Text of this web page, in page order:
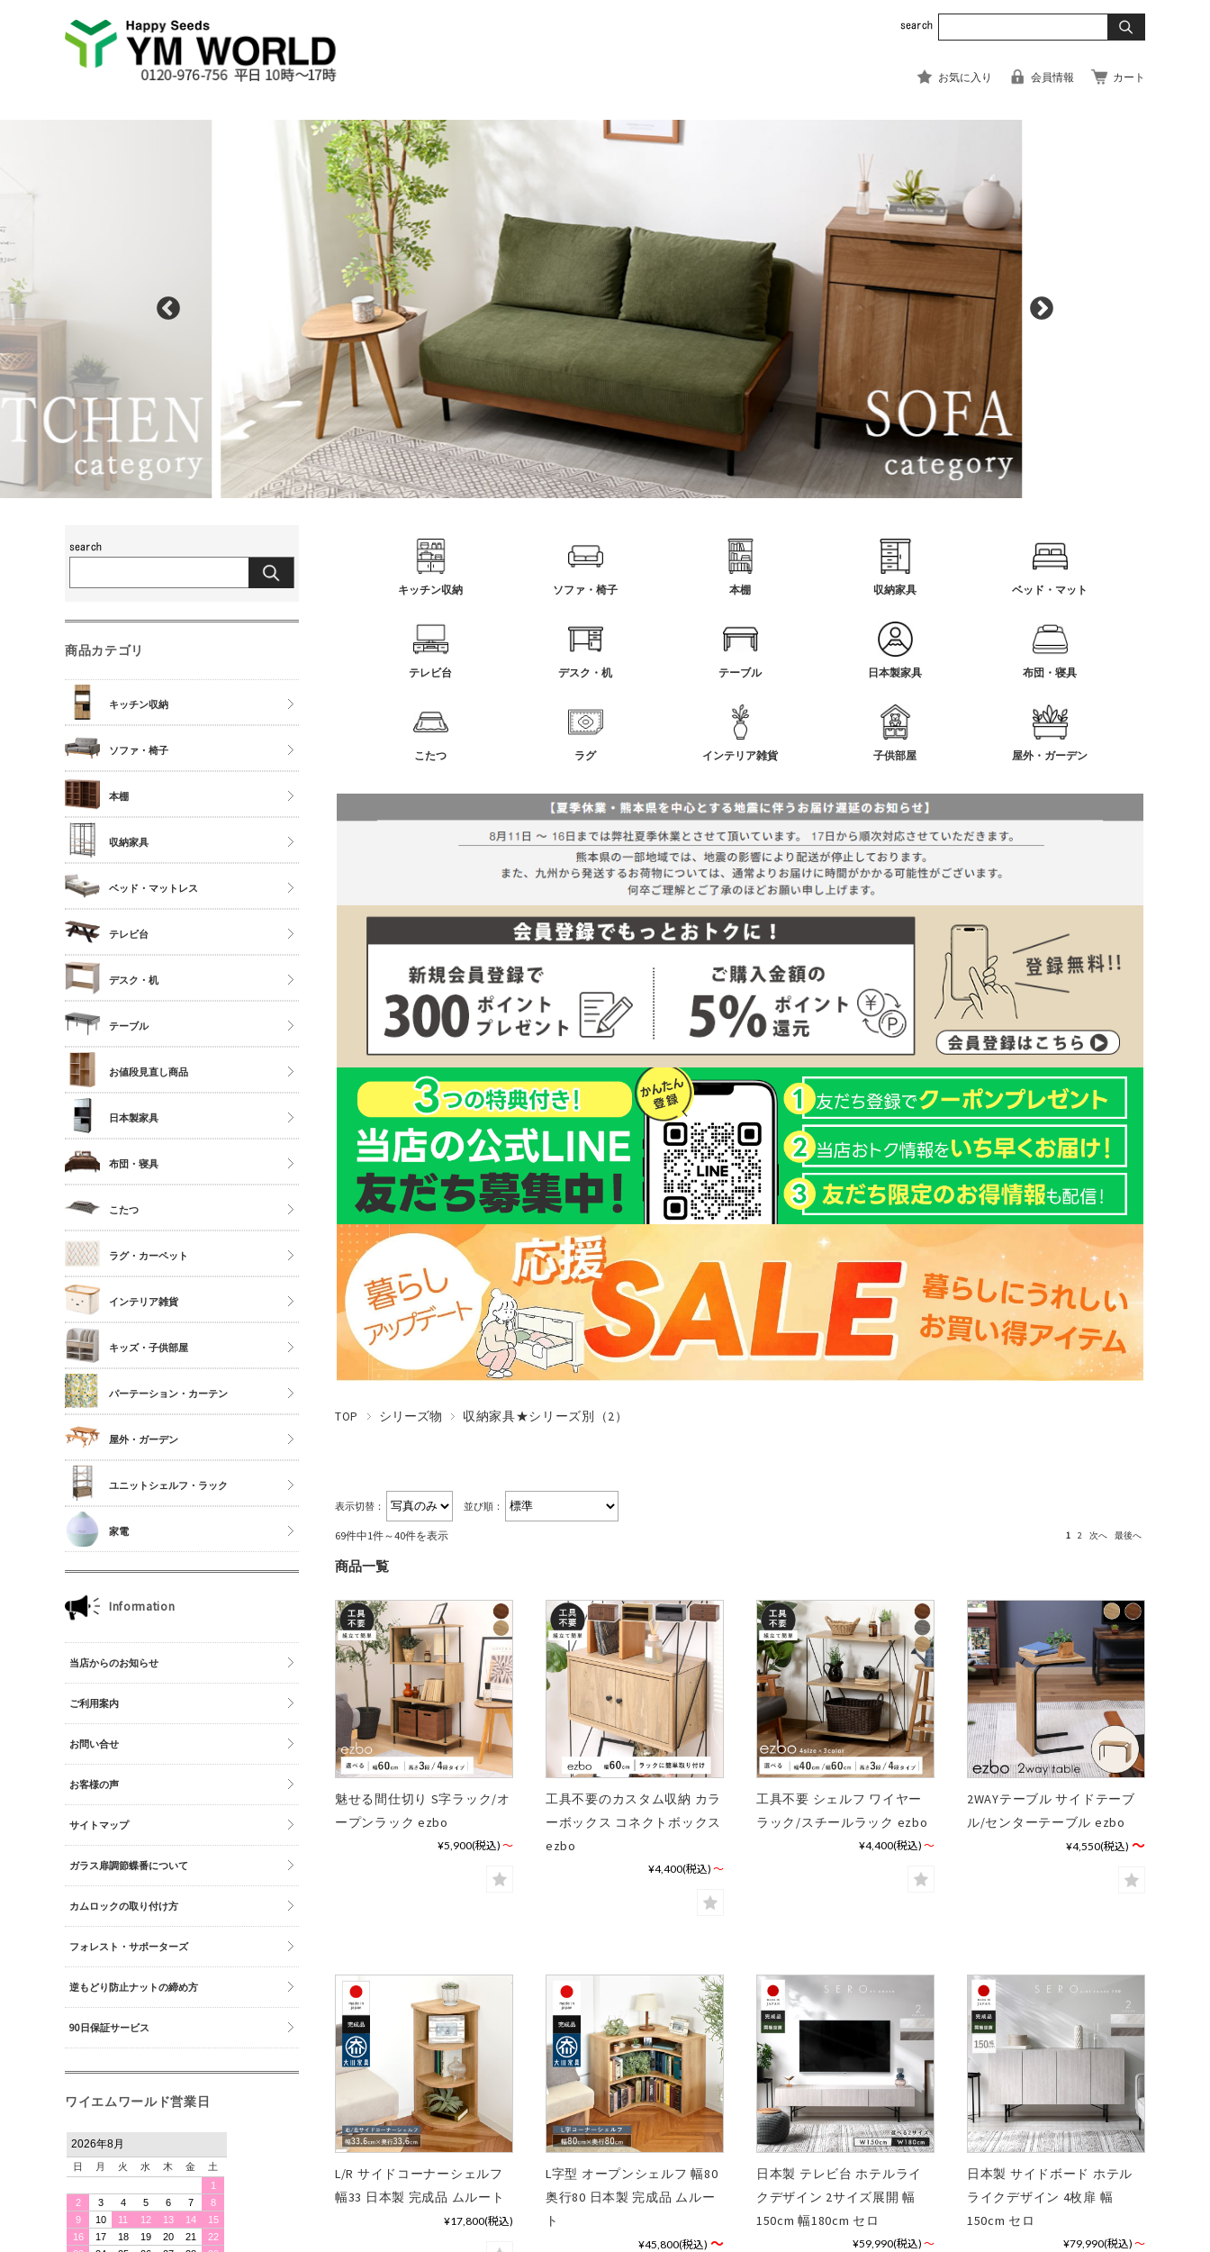
お気に入り 会員情報 カート
キッチン収納 ソファ・椅子 本棚 収納家具 ベッド・マット
テレビ台 デスク・机 テーブル 日本製家具 布団・寝具
こたつ ラグ インテリア雑貨 子供部屋 屋外・ガーデン
TOP シリーズ物 収納家具★シリーズ別（2）
表示切替： 並び順：
69件中1件～40件を表示 1 2 次へ 最後へ
商品一覧
魅せる間仕切り S字ラック/オ
ープンラック ezbo
¥5,900(税込) ～
工具不要のカスタム収納 カラ
ーボックス コネクトボックス
ezbo
¥4,400(税込) ～
工具不要 シェルフ ワイヤー
ラック/スチールラック ezbo
¥4,400(税込) ～
2WAYテーブル サイドテーブ
ル/センターテーブル ezbo
¥4,550(税込) ～
L/R サイドコーナーシェルフ
幅33 日本製 完成品 ムルート
¥17,800(税込)
L字型 オープンシェルフ 幅80
奥行80 日本製 完成品 ムルー
ト
¥45,800(税込) ～
日本製 テレビ台 ホテルライ
クデザイン 2サイズ展開 幅
150cm 幅180cm セロ
¥59,990(税込) ～
日本製 サイドボード ホテル
ライクデザイン 4枚扉 幅
150cm セロ
¥79,990(税込) ～
商品カテゴリ
キッチン収納
食器棚
レンジ台
キッチンカウンター
ストッカー
ソファ・椅子
チェア
ソファ
座椅子
本棚
ミドルタイプ
ディスプレイラック
収納家具
タンス・チェスト
サニタリー
多目的収納
ベッド・マットレス
マットレス単品
シングル
セミダブル
テレビ台
ロータイプ
伸縮・変形・コーナー
デスク・机
デスク
サイドチェスト
テーブル
センターテーブル
サイドテーブル
お値段見直し商品
日本製家具
布団・寝具
シングル
セミダブル
ダブル以上
夏物布団
冬物布団
枕・抱き枕
マットレス単品
こたつ
こたつ
こたつ布団
ラグ・カーペット
正方形
長方形
円形
キッチンマット
玄関マット
インテリア雑貨
アクセサリーケース
照明・ライト
コスメボックス
収納雑貨
玄関雑貨
キッチン雑貨
ミラー・ドレッサー
本立て・マガジンラック
時計
バッグ
財布
キッズ・子供部屋
パーテーション・カーテン
カーテン・ブラインド
屋外・ガーデン
ユニットシェルフ・ラック
ユニットシェルフWiLLシリーズ
ジュリオシリーズ
家電
Information
当店からのお知らせ
ご利用案内
お問い合せ
お客様の声
サイトマップ
ガラス扉調節蝶番について
カムロックの取り付け方
フォレスト・サポーターズ
逆もどり防止ナットの締め方
90日保証サービス
ワイエムワールド営業日